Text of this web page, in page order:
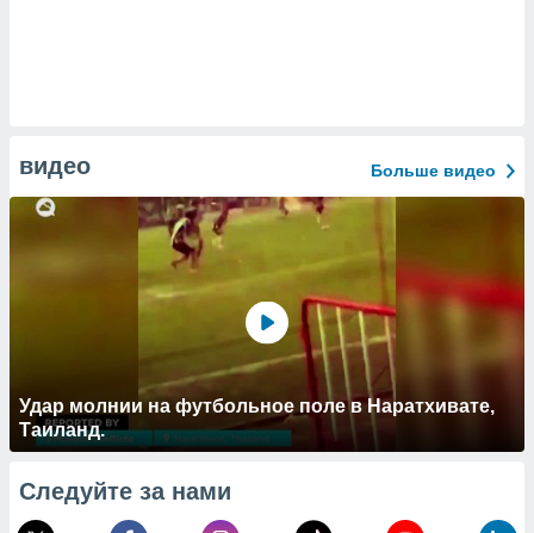
видео Больше видео
Удар молнии на футбольное поле в Наратхивате,
Таиланд.
Следуйте за нами